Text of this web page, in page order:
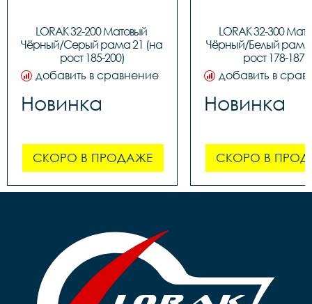
LORAK 32-200 Матовый
Чёрный/Серый рама 21 (на
рост 185-200)
добавить в сравнение
Новинка
СКОРО В ПРОДАЖЕ
LORAK 32-300
Чёрный/Белый рама
рост 178-187)
добавить в
Новинка
СКОРО В